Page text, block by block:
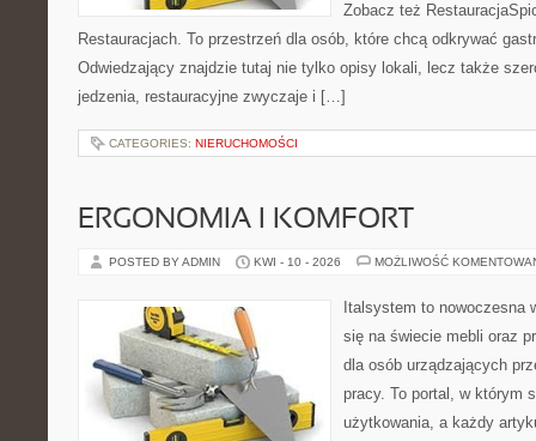
Zobacz też
Restauracjach. To przestrzeń dla osób, które chcą odkrywać
Odwiedzający znajdzie tutaj nie tylko opisy lokali, lecz także
jedzenia, restauracyjne zwyczaje i […]
CATEGORIES: NIERUCHOMOŚCI
ERGONOMIA I KOMFORT
POSTED BY ADMIN KWI - 10 - 2026 MOŻLIWOŚĆ
Italsystem to nowoczesna
się na świecie mebli oraz
dla osób urządzających
pracy. To portal, w którym
użytkowania, a każdy